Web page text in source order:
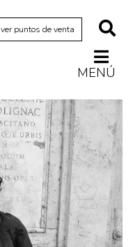
ver puntos de venta
MENÚ